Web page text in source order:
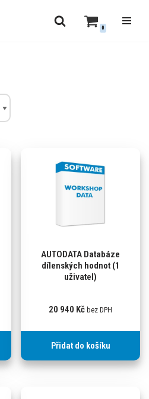
0
AUTODATA Databáze
dílenských hodnot (1
uživatel)
20 940 Kč bez DPH
Přidat do košíku